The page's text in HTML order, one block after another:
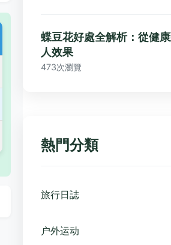
蝶豆花好處全解析：從健
人效果
473次瀏覽
熱門分類
旅行日誌
户外运动